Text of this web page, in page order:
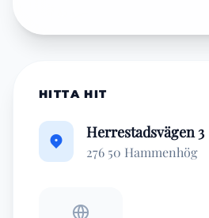
HITTA HIT
Herrestadsvägen 3
276 50 Hammenhög